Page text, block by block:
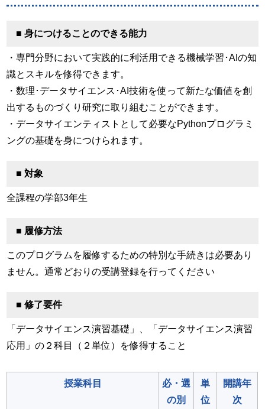
■ 身につけることのできる能力
・専門分野において実践的に利活用できる機械学習･AIの知
識とスキルを修得できます。
・数理･データサイエンス･AI技術を使って新たな価値を創
出するものづくり研究に取り組むことができます。
・データサイエンティストとして必要なPythonプログラミ
ングの基礎を身につけられます。
■ 対象
全課程の学部3年生
■ 履修方法
このプログラムを履修するための特別な手続きは必要あり
ません。通常どおりの受講登録を行ってください
■ 修了要件
「データサイエンス演習基礎」、「データサイエンス演習
応用」の２科目（２単位）を修得すること
授業科目
必・選
の別
単
位
開講年
次